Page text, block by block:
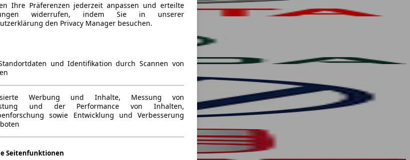
Ihre Präferenzen jederzeit anpassen und erteilte
widerrufen, indem Sie in unserer
den Privacy Manager besuchen.
und Identifikation durch Scannen von
Werbung und Inhalte, Messung von
und der Performance von Inhalten,
sowie Entwicklung und Verbesserung
Seitenfunktionen